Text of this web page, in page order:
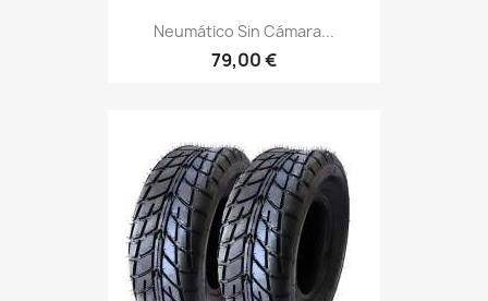
Neumático Sin Cámara...
79,00 €